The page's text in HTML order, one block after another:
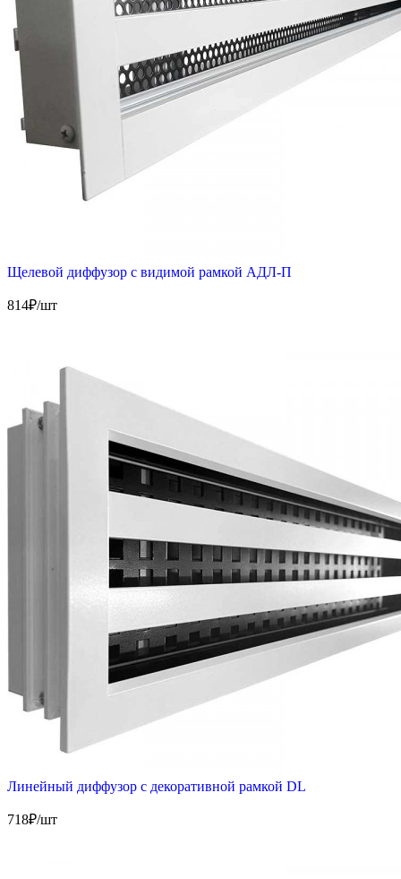
Щелевой диффузор с видимой рамкой АДЛ-П
814₽/шт
Линейный диффузор с декоративной рамкой DL
718₽/шт